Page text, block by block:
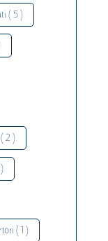
( 5 )
2 )
( 1 )